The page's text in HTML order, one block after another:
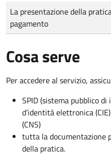
Tipo di pagamento
Importo
La presentazione della
pagamento
Cosa serve
Per accedere al servizio,
SPID (sistema pubblico
d’identità elettronica
(CNS)
tutta la documentazione
della pratica.